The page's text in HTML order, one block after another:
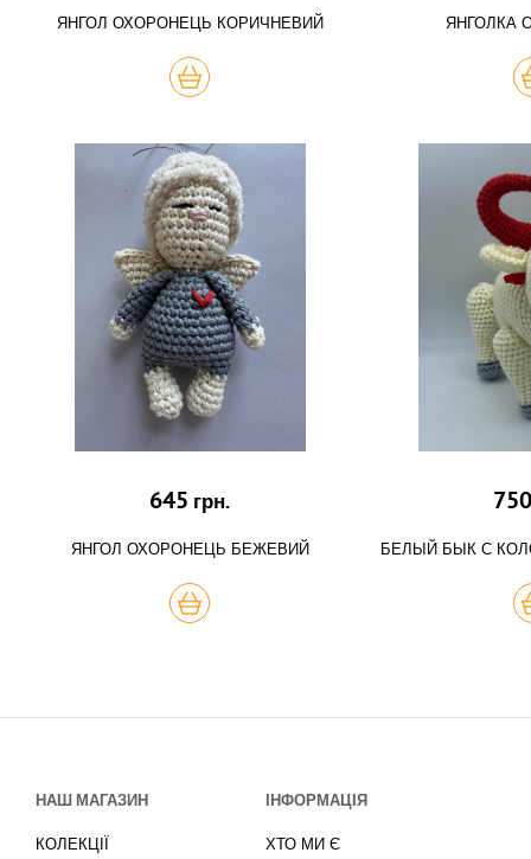
ЯНГОЛ ОХОРОНЕЦЬ КОРИЧНЕВИЙ
КУПИТЬ
ЯНГОЛКА
645 грн.
ЯНГОЛ ОХОРОНЕЦЬ БЕЖЕВИЙ
КУПИТЬ
750
БЕЛЫЙ БЫК С
НАШ МАГАЗИН
КОЛЕКЦІЇ
ІНФОРМАЦІЯ
ХТО МИ Є